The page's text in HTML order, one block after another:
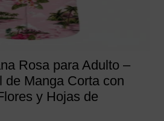
Rosa para Adulto –
de Manga Corta con
y Hojas de